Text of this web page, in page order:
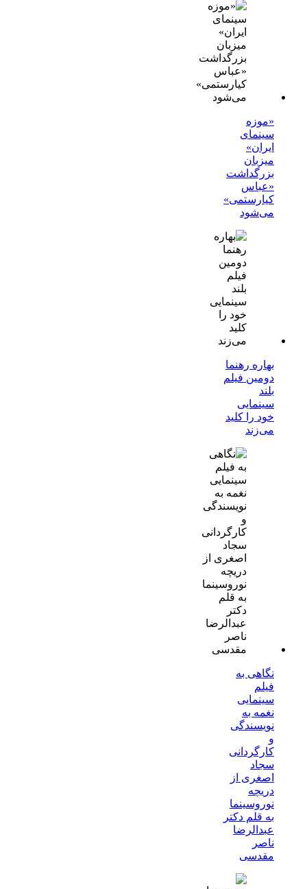
«موزه
سینمای
ایران»
میزبان
بزرگداشت
«عباس
کیارستمی»
می‌شود
بهاره رهنما
دومین فیلم
بلند
سینمایی
خود را کلید
می‌زند
نگاهی به
فیلم
سینمایی
نغمه به
نویسندگی
و
کارگردانی
سجاد
اصغری از
دریچه
نوروسینما
به قلم دکتر
عبدالرضا
ناصر
مقدسی